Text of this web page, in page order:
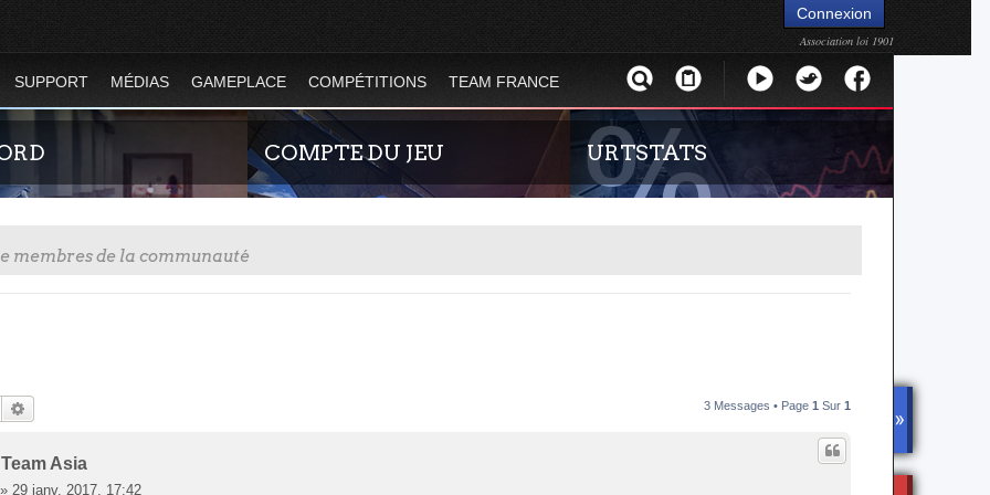
Connexion
Association loi 1901
SUPPORT MÉDIAS GAMEPLACE COMPÉTITIONS TEAM FRANCE
COMPTE DU JEU URTSTATS
totalité des serveurs d'Urban Terror. Suivez
l'évolution du nombre de joueurs sur Urban
membres de la communauté
Rechercher 3 Messages • Page 1 Sur 1
Asia
29 janv. 2017, 17:42